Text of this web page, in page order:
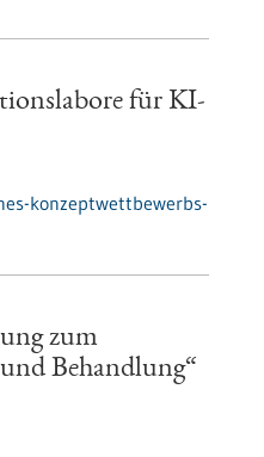
für KI-
konzeptwettbewerbs-
zum
Behandlung“